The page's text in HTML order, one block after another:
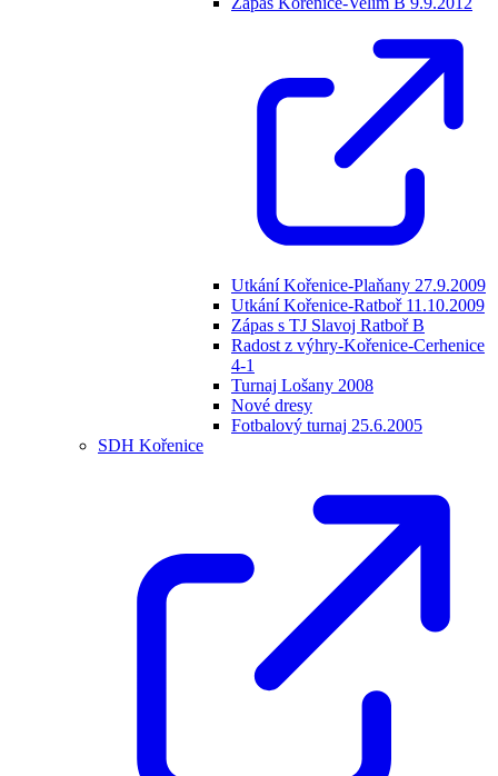
Utkání Kořenice-Plaňany 27.9.2009
Utkání Kořenice-Ratboř 11.10.2009
Zápas s TJ Slavoj Ratboř B
Radost z výhry-Kořenice-Cerhenice
4-1
Turnaj Lošany 2008
Nové dresy
Fotbalový turnaj 25.6.2005
SDH Kořenice